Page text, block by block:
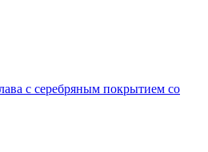
с серебряным покрытием cо